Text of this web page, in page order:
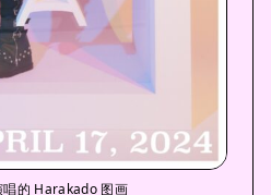
唱的 Harakado 图画